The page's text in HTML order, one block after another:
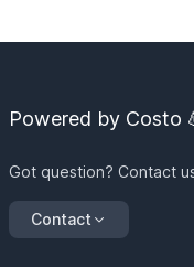
Powered by Costo
Got question? Contact
Contact